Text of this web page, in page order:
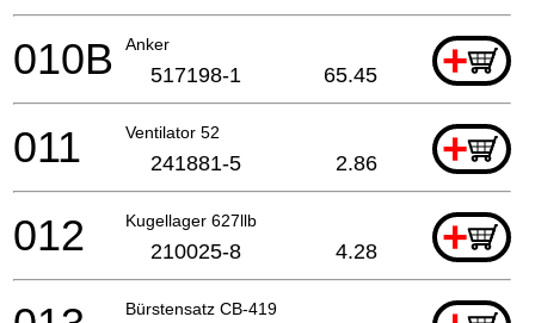
Anker +
010B 517198-1 65.45
Ventilator 52 +
011 241881-5 2.86
Kugellager 627llb +
012 210025-8 4.28
Bürstensatz CB-419